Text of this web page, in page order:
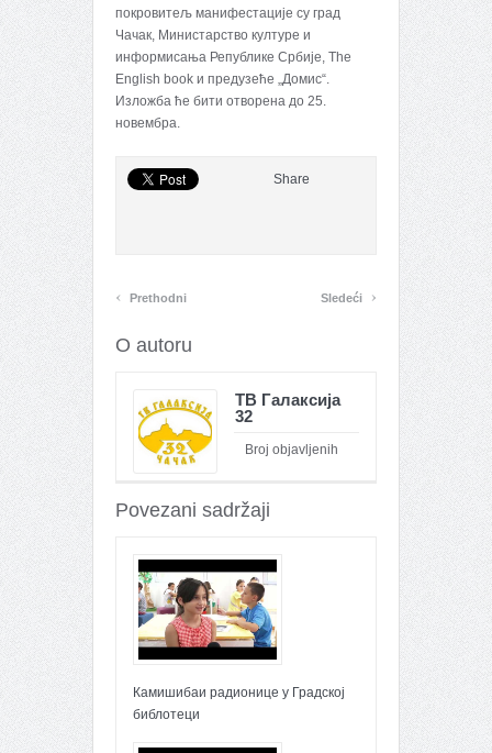
покровитељ манифестације су град
Чачак, Министарство културе и
информисања Републике Србије, The
English book и предузеће „Домис“.
Изложба ће бити отворена до 25.
новембра.
Share
‹ Prethodni Sledeći ›
O autoru
ТВ Галаксија
32
Broj objavljenih
Povezani sadržaji
Камишибаи радионице у Градској
библотеци